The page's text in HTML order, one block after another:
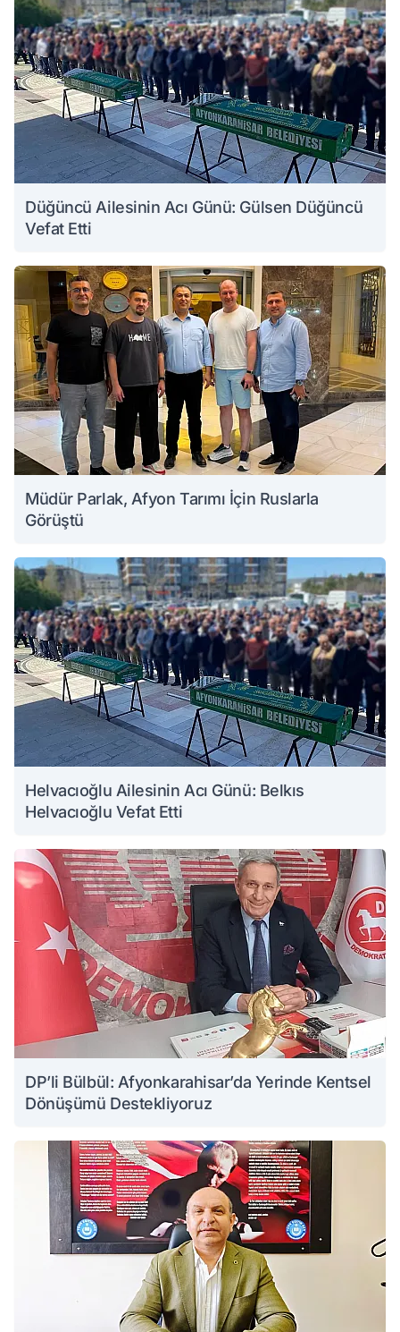
Düğüncü Ailesinin Acı Günü: Gülsen Düğüncü
Vefat Etti
Müdür Parlak, Afyon Tarımı İçin Ruslarla
Görüştü
Helvacıoğlu Ailesinin Acı Günü: Belkıs
Helvacıoğlu Vefat Etti
DP’li Bülbül: Afyonkarahisar’da Yerinde Kentsel
Dönüşümü Destekliyoruz